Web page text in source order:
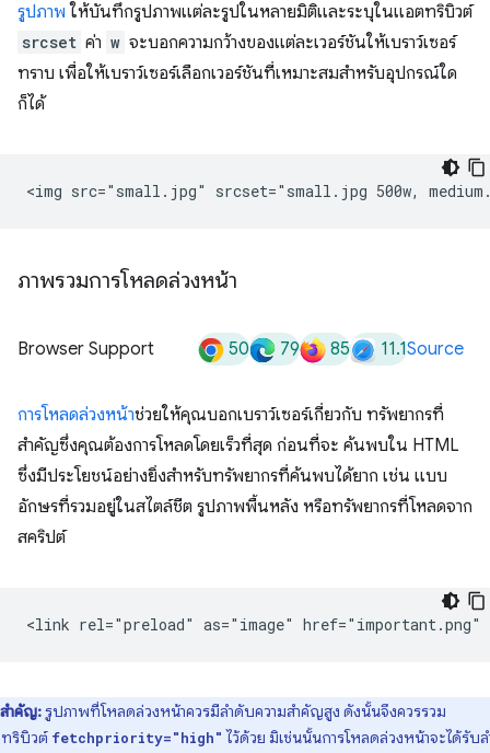
รูปภาพ ให้บันทึกรูปภาพแต่ละรูปในหลายมิติและระบุในแอตทริบิวต์
srcset ค่า w จะบอกความกว้างของแต่ละเวอร์ชันให้เบราว์เซอร์
ทราบ เพื่อให้เบราว์เซอร์เลือกเวอร์ชันที่เหมาะสมสำหรับอุปกรณ์ใด
ก็ได้
ภาพรวมการโหลดล่วงหน้า
Browser Support 50 79 85 11.1Source
การโหลดล่วงหน้าช่วยให้คุณบอกเบราว์เซอร์เกี่ยวกับ ทรัพยากรที่
สําคัญซึ่งคุณต้องการโหลดโดยเร็วที่สุด ก่อนที่จะ ค้นพบใน HTML
ซึ่งมีประโยชน์อย่างยิ่งสำหรับทรัพยากรที่ค้นพบได้ยาก เช่น แบบ
อักษรที่รวมอยู่ในสไตล์ชีต รูปภาพพื้นหลัง หรือทรัพยากรที่โหลดจาก
สคริปต์
สำคัญ:รูปภาพที่โหลดล่วงหน้าควรมีลำดับความสำคัญสูง ดังนั้นจึงควรรวม
ริบิวต์ fetchpriority="high" ไว้ด้วย มิเช่นนั้นการโหลดล่วงหน้าจะได้รับ